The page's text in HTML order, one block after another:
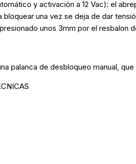
y activación a 12 Vac): el
bloquear una vez se deja de dar
unos 3mm por el resbalon
palanca de desbloqueo manual,